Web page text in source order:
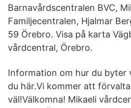
Barnavårdscentralen BVC,
Familjecentralen, Hjalmar
59 Örebro. Visa på karta
vårdcentral, Örebro.
Information om hur du byter
du här.Vi kommer att
väl!Välkomna! Mikaeli